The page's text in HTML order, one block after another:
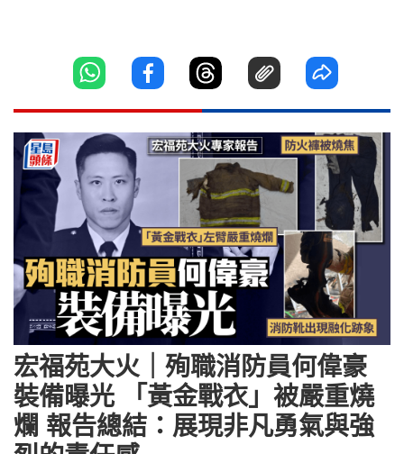
宏福苑大火｜殉職消防員何偉豪
裝備曝光 「黃金戰衣」被嚴重燒
爛 報告總結：展現非凡勇氣與強